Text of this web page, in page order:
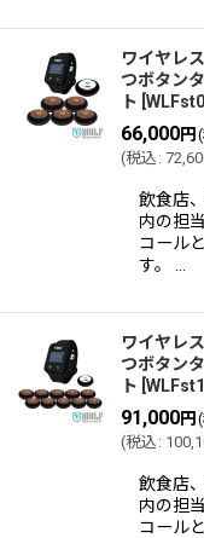
ワイヤレ
つボタン
ト
66,000円
(税込 :
飲食店
内の担
コール
す。 …
ワイヤレ
つボタン
ト
91,000円
(税込 :
飲食店
内の担
コール